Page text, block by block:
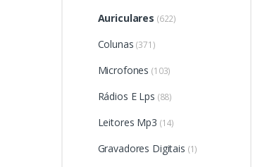
Auriculares (622)
Colunas (371)
Microfones (103)
Rádios E Lps (88)
Leitores Mp3 (14)
Gravadores Digitais (1)